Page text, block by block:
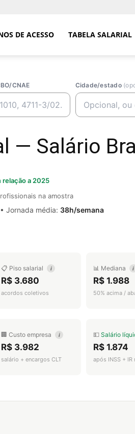
DE ACESSO TABELA SALARIAL
CNAE Cidade/estado
— Salário
relação a 2025
na amostra
Jornada média: 38h/semana
📋 Piso salarial i
R$ 3.680
acordos coletivos
📊 Mediana i
R$ 1.988
50% acima /
🏢 Custo empresa i
R$ 3.982
salário + encargos CLT
💵 Salário
R$ 1.874
após INSS + IR